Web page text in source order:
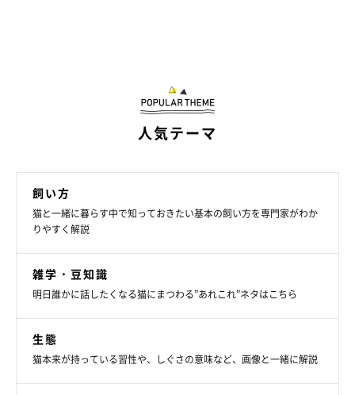
もっと近づいてほしい！猫との距離の縮め方
人気テーマ
飼い方
猫と一緒に暮らす中で知っておきたい基本の飼い方を専門家がわか
りやすく解説
雑学・豆知識
明日誰かに話したくなる猫にまつわる”あれこれ”ネタはこちら
生態
猫本来が持っている習性や、しぐさの意味など、画像と一緒に解説